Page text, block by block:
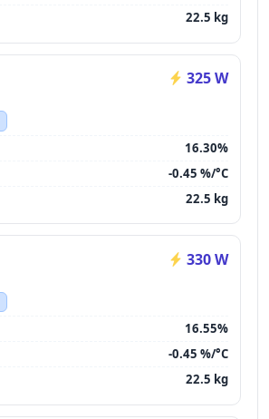
22.5 kg
325 W
16.30%
-0.45 %/°C
22.5 kg
330 W
16.55%
-0.45 %/°C
22.5 kg